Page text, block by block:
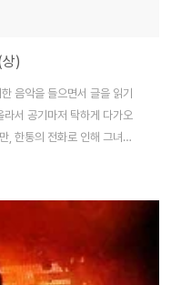
)
음악을 들으면서 글을 읽기
서 공기마저 탁하게 다가오
, 한통의 전화로 인해 그녀의
소리가 들린다. 뒤를 돌아
보세요.." "혹시 라디오 오후
죠?" "네 그런데요." "축하드
중략 "이번 주에 생방송으로
그 날짜에 방송국에 ..